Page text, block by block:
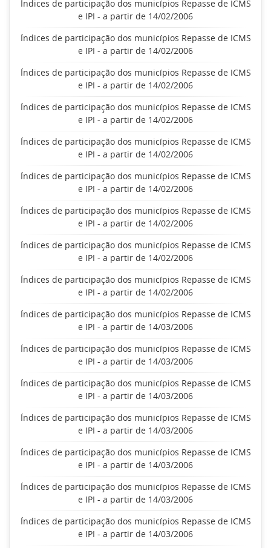
Índices de participação dos municípios Repasse de ICMS
e IPI - a partir de 14/02/2006
Índices de participação dos municípios Repasse de ICMS
e IPI - a partir de 14/02/2006
Índices de participação dos municípios Repasse de ICMS
e IPI - a partir de 14/02/2006
Índices de participação dos municípios Repasse de ICMS
e IPI - a partir de 14/02/2006
Índices de participação dos municípios Repasse de ICMS
e IPI - a partir de 14/02/2006
Índices de participação dos municípios Repasse de ICMS
e IPI - a partir de 14/02/2006
Índices de participação dos municípios Repasse de ICMS
e IPI - a partir de 14/02/2006
Índices de participação dos municípios Repasse de ICMS
e IPI - a partir de 14/02/2006
Índices de participação dos municípios Repasse de ICMS
e IPI - a partir de 14/02/2006
Índices de participação dos municípios Repasse de ICMS
e IPI - a partir de 14/03/2006
Índices de participação dos municípios Repasse de ICMS
e IPI - a partir de 14/03/2006
Índices de participação dos municípios Repasse de ICMS
e IPI - a partir de 14/03/2006
Índices de participação dos municípios Repasse de ICMS
e IPI - a partir de 14/03/2006
Índices de participação dos municípios Repasse de ICMS
e IPI - a partir de 14/03/2006
Índices de participação dos municípios Repasse de ICMS
e IPI - a partir de 14/03/2006
Índices de participação dos municípios Repasse de ICMS
e IPI - a partir de 14/03/2006